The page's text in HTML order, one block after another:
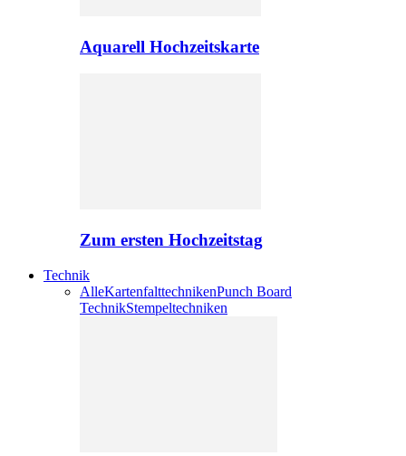
Aquarell Hochzeitskarte
Zum ersten Hochzeitstag
Technik
AlleKartenfalttechnikenPunch Board
TechnikStempeltechniken